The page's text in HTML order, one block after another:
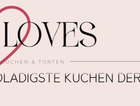
KUCHEN & TORTEN
KUCHEN